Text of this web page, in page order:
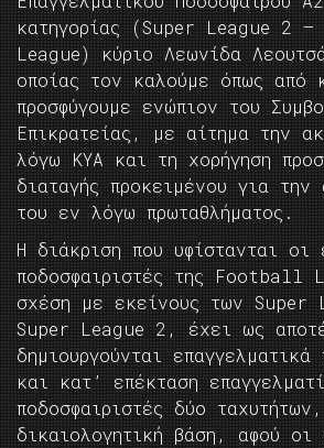
κατηγορίας (Super League 2
League) κύριο Λεωνίδα
οποίας τον καλούμε όπως από
προσφύγουμε ενώπιον του
Επικρατείας, με αίτημα την
λόγω ΚΥΑ και τη χορήγηση
διαταγής προκειμένου για την
του εν λόγω πρωταθλήματος.
Η διάκριση που υφίστανται οι
ποδοσφαιριστές της Football
σχέση με εκείνους των Super
Super League 2, έχει ως
δημιουργούνται επαγγελματικά
και κατ’ επέκταση
ποδοσφαιριστές δύο
δικαιολογητική βάση, αφού